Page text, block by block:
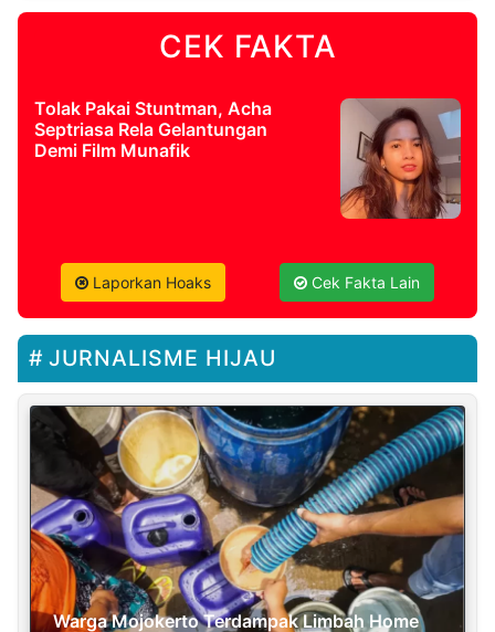
CEK FAKTA
Tolak Pakai Stuntman, Acha
Septriasa Rela Gelantungan
Demi Film Munafik
Laporkan Hoaks Cek Fakta Lain
JURNALISME HIJAU
Warga Mojokerto Terdampak Limbah Home